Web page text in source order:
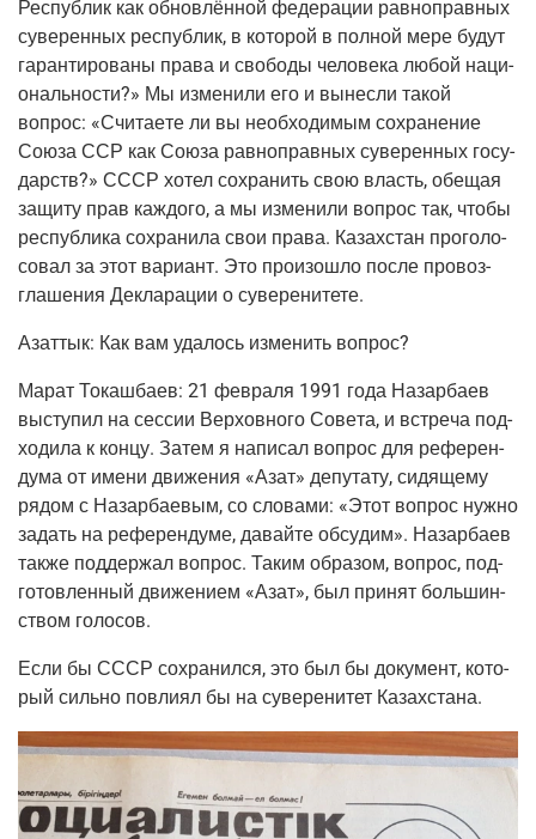
Рес­пуб­лик как обнов­лён­ной феде­ра­ции рав­но­прав­ных
суве­рен­ных рес­пуб­лик, в кото­рой в пол­ной мере будут
гаран­ти­ро­ва­ны пра­ва и сво­бо­ды чело­ве­ка любой наци­
о­наль­но­сти?» Мы изме­ни­ли его и вынес­ли такой
вопрос: «Счи­та­е­те ли вы необ­хо­ди­мым сохра­не­ние
Сою­за ССР как Сою­за рав­но­прав­ных суве­рен­ных госу­
дарств?» СССР хотел сохра­нить свою власть, обе­щая
защи­ту прав каж­до­го, а мы изме­ни­ли вопрос так, что­бы
рес­пуб­ли­ка сохра­ни­ла свои пра­ва. Казах­стан про­го­ло­
со­вал за этот вари­ант. Это про­изо­шло после про­воз­
гла­ше­ния Декла­ра­ции о суверенитете.
Азаттык: Как вам уда­лось изме­нить вопрос?
Марат Токаш­ба­ев: 21 фев­ра­ля 1991 года Назар­ба­ев
высту­пил на сес­сии Вер­хов­но­го Сове­та, и встре­ча под­
хо­ди­ла к кон­цу. Затем я напи­сал вопрос для рефе­рен­
ду­ма от име­ни дви­же­ния «Азат» депу­та­ту, сидя­ще­му
рядом с Назар­ба­е­вым, со сло­ва­ми: «Этот вопрос нуж­но
задать на рефе­рен­ду­ме, давай­те обсу­дим». Назар­ба­ев
так­же под­дер­жал вопрос. Таким обра­зом, вопрос, под­
го­тов­лен­ный дви­же­ни­ем «Азат», был при­нят боль­шин­
ством голосов.
Если бы СССР сохра­нил­ся, это был бы доку­мент, кото­
рый силь­но повли­ял бы на суве­ре­ни­тет Казахстана.